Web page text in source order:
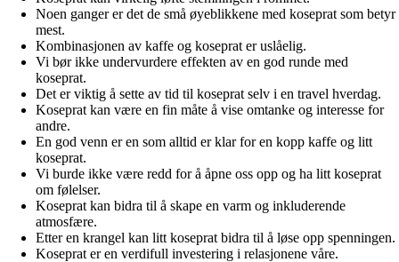
Noen ganger er det de små øyeblikkene med koseprat som betyr
mest.
Kombinasjonen av kaffe og koseprat er uslåelig.
Vi bør ikke undervurdere effekten av en god runde med
koseprat.
Det er viktig å sette av tid til koseprat selv i en travel hverdag.
Koseprat kan være en fin måte å vise omtanke og interesse for
andre.
En god venn er en som alltid er klar for en kopp kaffe og litt
koseprat.
Vi burde ikke være redd for å åpne oss opp og ha litt koseprat
om følelser.
Koseprat kan bidra til å skape en varm og inkluderende
atmosfære.
Etter en krangel kan litt koseprat bidra til å løse opp spenningen.
Koseprat er en verdifull investering i relasjonene våre.